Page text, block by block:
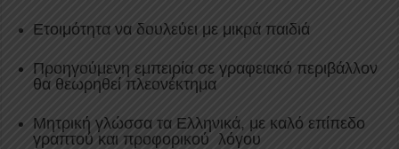
Ετοιμότητα να δουλεύει με μικρά παιδιά
Προηγούμενη εμπειρία σε γραφειακό περιβάλλον
θα θεωρηθεί πλεονέκτημα
Μητρική γλώσσα τα Ελληνικά, με καλό επίπεδο
γραπτού και προφορικού λόγου